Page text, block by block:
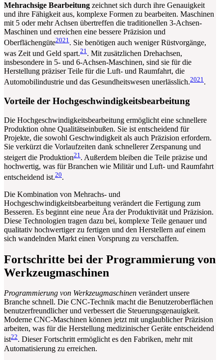
Mehrachsige Bearbeitung zeichnet sich durch ihre Genauigkeit
und ihre Fähigkeit aus, komplexe Formen zu bearbeiten. Maschinen
mit 5 oder mehr Achsen übertreffen die traditionellen 3-Achsen-
Maschinen und erreichen eine bessere Präzision und
Oberflächengüte2021 . Sie benötigen auch weniger Rüstvorgänge,
was Zeit und Geld spart.21 . Mit zusätzlichen Drehachsen,
insbesondere in 5- und 6-Achsen-Maschinen, sind sie für die
Herstellung präziser Teile für die Luft- und Raumfahrt, die
Automobilindustrie und das Gesundheitswesen unerlässlich.2021.
Vorteile der Hochgeschwindigkeitsbearbeitung
Die Hochgeschwindigkeitsbearbeitung ermöglicht eine schnellere
Produktion ohne Qualitätseinbußen. Sie ist entscheidend für
Projekte, die sowohl Geschwindigkeit als auch Präzision erfordern.
Sie verkürzt die Vorlaufzeiten dank schnellerer Zerspanung und
steigert die Produktion21 . Außerdem bleiben die Teile präzise und
hochwertig, was für Branchen wie Militär und Luft- und Raumfahrt
entscheidend ist.20.
Die Kombination von Mehrachs- und
Hochgeschwindigkeitsbearbeitung verändert die Fertigung zum
Besseren. Es beginnt eine neue Ära der Produktivität und Präzision.
Diese Technologien tragen dazu bei, komplexe Teile genauer und
qualitativ hochwertiger zu fertigen und den Herstellern auf einem
sich wandelnden Markt einen Vorsprung zu verschaffen.
Fortschritte bei der Programmierung von
Werkzeugmaschinen
Programmierung von Werkzeugmaschinen verändert unsere
Branche schnell. Die CNC-Technik macht die Benutzeroberflächen
benutzerfreundlicher und verbessert die Steuerungsgenauigkeit.
Moderne CNC-Maschinen können jetzt mit unglaublicher Präzision
arbeiten, was für die Herstellung medizinischer Geräte entscheidend
ist22. Dieser Fortschritt ermöglicht es den Fabriken, mehr mit
Automatisierung zu erreichen.